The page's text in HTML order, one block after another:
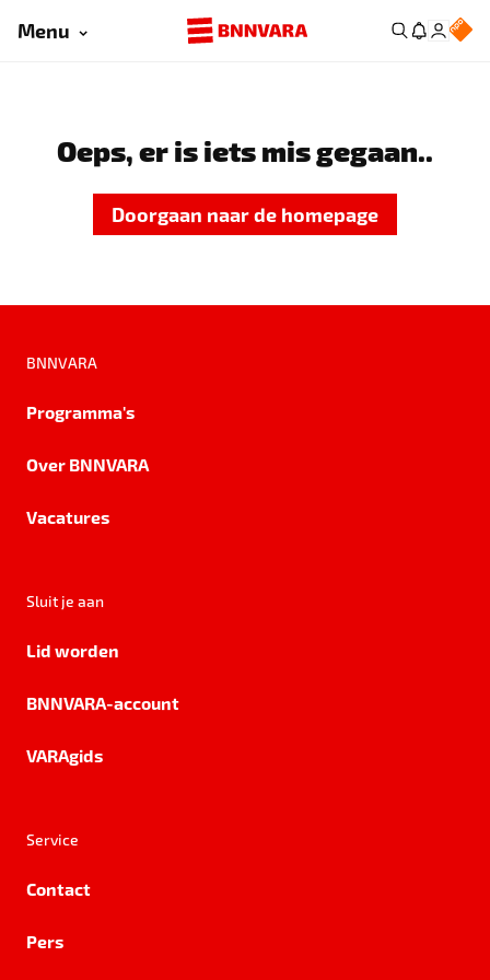
Menu
Oeps, er is iets mis gegaan..
Doorgaan naar de homepage
BNNVARA
Programma's
Over BNNVARA
Vacatures
Sluit je aan
Lid worden
BNNVARA-account
VARAgids
Service
Contact
Pers